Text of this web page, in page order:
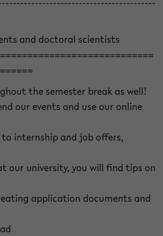
and doctoral scientists
the semester break as well!
our events and use our online
internship and job offers,
our university, you will find tips on
application documents and